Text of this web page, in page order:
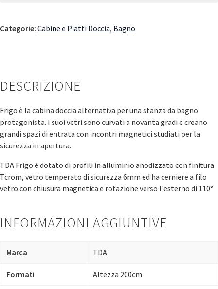
Categorie: Cabine e Piatti Doccia, Bagno
DESCRIZIONE
Frigo è la cabina doccia alternativa per una stanza da bagno
protagonista. I suoi vetri sono curvati a novanta gradi e creano
grandi spazi di entrata con incontri magnetici studiati per la
sicurezza in apertura.
TDA Frigo è dotato di profili in alluminio anodizzato con finitura
Tcrom, vetro temperato di sicurezza 6mm ed ha cerniere a filo
vetro con chiusura magnetica e rotazione verso l'esterno di 110°
INFORMAZIONI AGGIUNTIVE
Marca TDA
Formati Altezza 200cm